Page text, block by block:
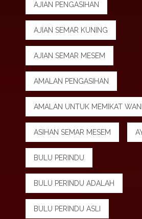
AJIAN PENGASIHAN
AJIAN SEMAR KUNING
AJIAN SEMAR MESEM
AMALAN PENGASIHAN
AMALAN UNTUK MEMIKAT
ASIHAN SEMAR MESEM
BULU PERINDU
BULU PERINDU ADALAH
BULU PERINDU ASLI